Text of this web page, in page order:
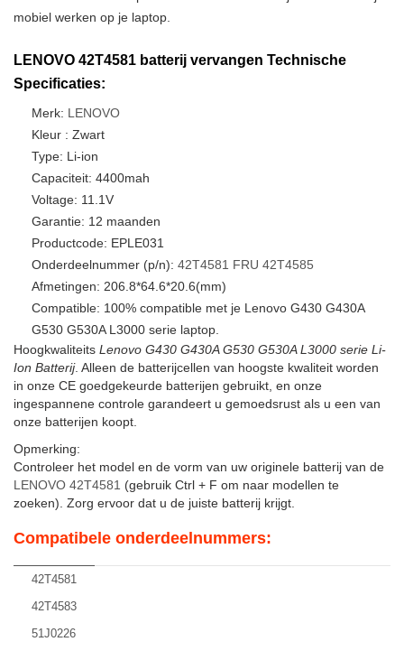
mobiel werken op je laptop.
LENOVO 42T4581 batterij vervangen Technische
Specificaties:
Merk: LENOVO
Kleur : Zwart
Type: Li-ion
Capaciteit: 4400mah
Voltage: 11.1V
Garantie: 12 maanden
Productcode: EPLE031
Onderdeelnummer (p/n): 42T4581 FRU 42T4585
Afmetingen: 206.8*64.6*20.6(mm)
Compatible: 100% compatible met je Lenovo G430 G430A
G530 G530A L3000 serie laptop.
Hoogkwaliteits Lenovo G430 G430A G530 G530A L3000 serie Li-
Ion Batterij. Alleen de batterijcellen van hoogste kwaliteit worden
in onze CE goedgekeurde batterijen gebruikt, en onze
ingespannene controle garandeert u gemoedsrust als u een van
onze batterijen koopt.
Opmerking:
Controleer het model en de vorm van uw originele batterij van de
LENOVO 42T4581 (gebruik Ctrl + F om naar modellen te
zoeken). Zorg ervoor dat u de juiste batterij krijgt.
Compatibele onderdeelnummers:
42T4581
42T4583
51J0226